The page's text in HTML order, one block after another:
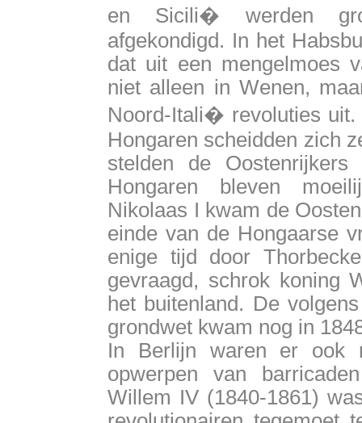
en Sicili� werden
afgekondigd. In het
dat uit een mengelmoes
niet alleen in Wenen,
Noord-Itali� revoluties uit.
Hongaren scheidden zich
stelden de
Hongaren bleven
Nikolaas I kwam de
einde van de Hongaarse
enige tijd door
gevraagd, schrok koning
het buitenland. De
grondwet kwam nog in
In Berlijn waren er ook
opwerpen van
Willem IV (1840-1861)